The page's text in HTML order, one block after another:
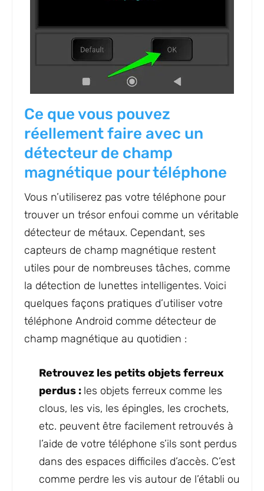
Ce que vous pouvez
réellement faire avec un
détecteur de champ
magnétique pour téléphone
Vous n’utiliserez pas votre téléphone pour
trouver un trésor enfoui comme un véritable
détecteur de métaux. Cependant, ses
capteurs de champ magnétique restent
utiles pour de nombreuses tâches, comme
la détection de lunettes intelligentes. Voici
quelques façons pratiques d’utiliser votre
téléphone Android comme détecteur de
champ magnétique au quotidien :
Retrouvez les petits objets ferreux
perdus : les objets ferreux comme les
clous, les vis, les épingles, les crochets,
etc. peuvent être facilement retrouvés à
l’aide de votre téléphone s’ils sont perdus
dans des espaces difficiles d’accès. C’est
comme perdre les vis autour de l’établi ou